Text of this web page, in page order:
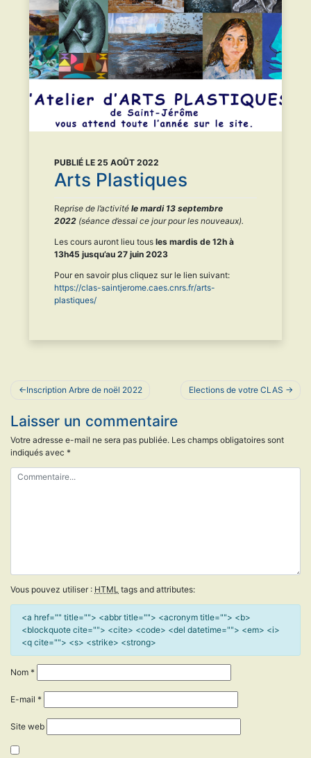
PUBLIÉ LE 25 AOÛT 2022
Arts Plastiques
Reprise de l’activité le mardi 13 septembre
2022 (séance d’essai ce jour pour les nouveaux).
Les cours auront lieu tous les mardis de 12h à
13h45 jusqu’au 27 juin 2023
Pour en savoir plus cliquez sur le lien suivant:
https://clas-saintjerome.caes.cnrs.fr/arts-
plastiques/
Navigation
l’article
Inscription Arbre de noël 2022 Elections de votre CLAS
Laisser un commentaire
Votre adresse e-mail ne sera pas publiée. Les champs obligatoires sont
indiqués avec *
Vous pouvez utiliser : HTML tags and attributes:
<a href="" title=""> <abbr title=""> <acronym title=""> <b>
<blockquote cite=""> <cite> <code> <del datetime=""> <em> <i>
<q cite=""> <s> <strike> <strong>
Nom *
E-mail *
Site web